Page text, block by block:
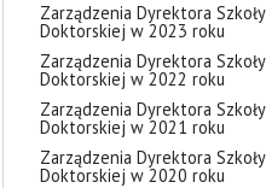
Zarządzenia Dyrektora Szkoły
Doktorskiej w 2023 roku
Zarządzenia Dyrektora Szkoły
Doktorskiej w 2022 roku
Zarządzenia Dyrektora Szkoły
Doktorskiej w 2021 roku
Zarządzenia Dyrektora Szkoły
Doktorskiej w 2020 roku